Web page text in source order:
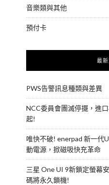
音樂類與其他
預付卡
最
PWS告警訊息種類與差異
NCC委員會團滅停擺，進
起!
唯快不破! enerpad 新一代
動電源，掀磁吸快充革命
三星 One UI 9新鎖定螢幕
碼將永久鎖機!